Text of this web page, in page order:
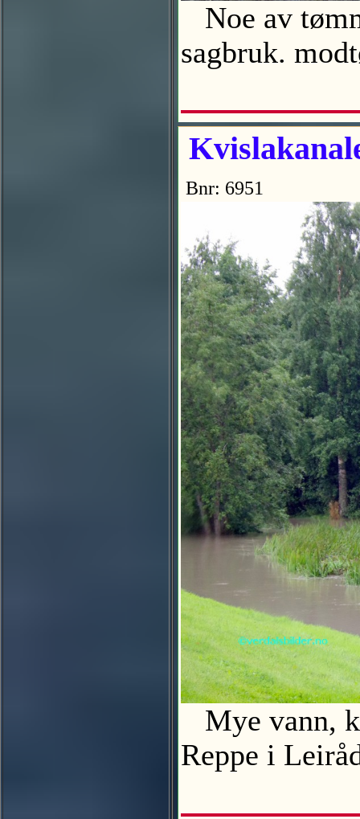
Noe av
sagbruk.
Bnr: 6951
Mye vann,
Reppe i